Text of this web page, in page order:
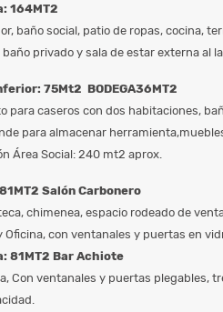
164MT2
baño social, patio de ropas, cocina,
privado y sala de estar externa al
75Mt2 BODEGA36MT2
para caseros con dos habitaciones,
para almacenar
Área Social: 240 mt2 aprox.
Salón Carbonero
chimenea, espacio rodeado de
Oficina, con ventanales y puertas en
81MT2 Bar Achiote
Con ventanales y puertas plegables,